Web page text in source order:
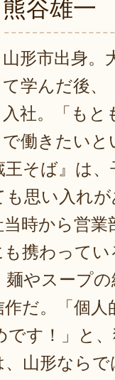
熊谷雄一
山形市出身。
て学んだ後、
入社。「もと
で働きたいと
王そば』は
思い入れ
時から営業
携わって
麺やスープ
だ。「個人
す！」と
山形なら